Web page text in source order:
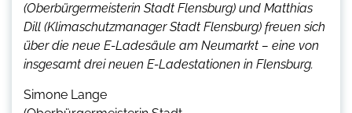
(Oberbürgermeisterin Stadt Flensburg) und Matthias
Dill (Klimaschutzmanager Stadt Flensburg) freuen sich
über die neue E-Ladesäule am Neumarkt – eine von
insgesamt drei neuen E-Ladestationen in Flensburg.
Simone Lange